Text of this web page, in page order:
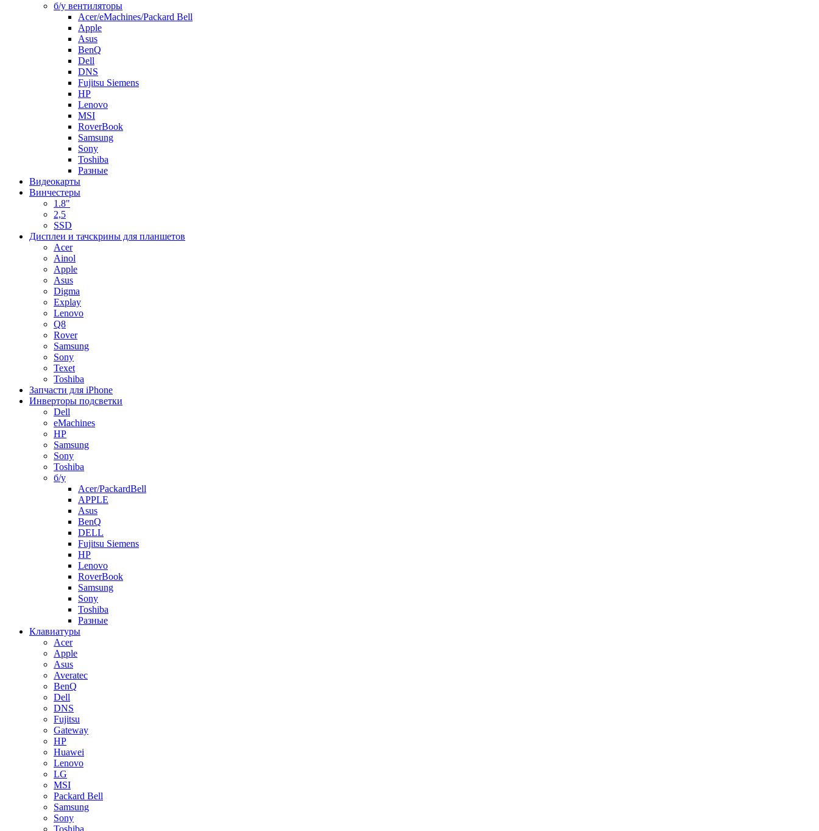
б/у вентиляторы
Acer/eMachines/Packard Bell
Apple
Asus
BenQ
Dell
DNS
Fujitsu Siemens
HP
Lenovo
MSI
RoverBook
Samsung
Sony
Toshiba
Разные
Видеокарты
Винчестеры
1.8"
2,5
SSD
Дисплеи и тачскрины для планшетов
Acer
Ainol
Apple
Asus
Digma
Explay
Lenovo
Q8
Rover
Samsung
Sony
Texet
Toshiba
Запчасти для iPhone
Инверторы подсветки
Dell
eMachines
HP
Samsung
Sony
Toshiba
б/у
Acer/PackardBell
APPLE
Asus
BenQ
DELL
Fujitsu Siemens
HP
Lenovo
RoverBook
Samsung
Sony
Toshiba
Разные
Клавиатуры
Acer
Apple
Asus
Averatec
BenQ
Dell
DNS
Fujitsu
Gateway
HP
Huawei
Lenovo
LG
MSI
Packard Bell
Samsung
Sony
Toshiba